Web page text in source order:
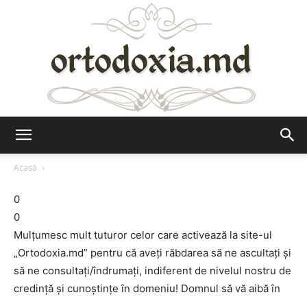
Acasă
0
0
Mulţumesc mult tuturor celor care activează la site-ul
„Ortodoxia.md” pentru că aveţi răbdarea să ne ascultaţi şi
să ne consultaţi/îndrumaţi, indiferent de nivelul nostru de
credinţă şi cunoştinţe în domeniu! Domnul să vă aibă în